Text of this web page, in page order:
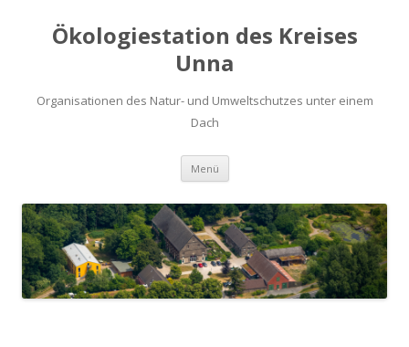
Ökologiestation des Kreises
Unna
Organisationen des Natur- und Umweltschutzes unter einem
Dach
Menü Zum
springen